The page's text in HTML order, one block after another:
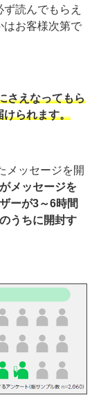
読んでもらえ
はお客様次第で
さえなってもら
けられます。
メッセージを開
メッセージを
ーが3～6時間
うちに開封す